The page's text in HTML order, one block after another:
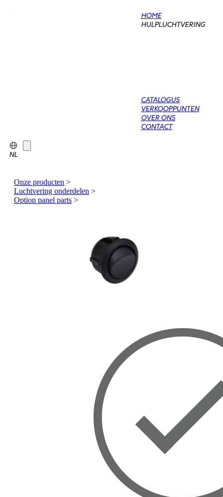
HOME
HULPLUCHTVERING
CATALOGUS
VERKOOPPUNTEN
OVER ONS
CONTACT
NL
Onze producten >
Luchtvering onderdelen >
Option panel parts >